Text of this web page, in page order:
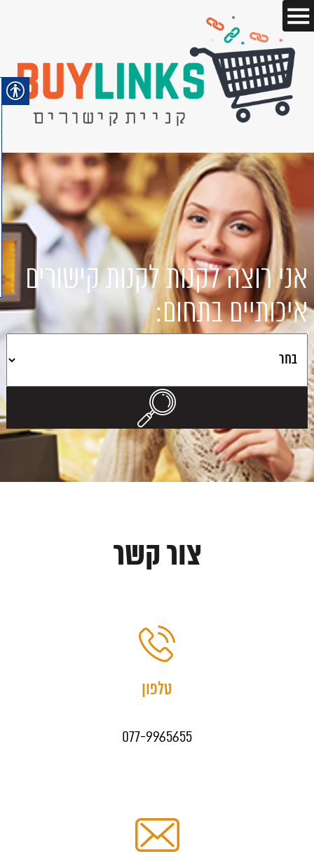
אני רוצה לקנות לקנות קישורים
איכותיים בתחום:
צור קשר
טלפון
077-9965655